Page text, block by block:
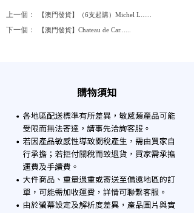
上一個： 【澳門發貨】（6支起購）Michel L......
下一個： 【澳門發貨】Chateau de Car......